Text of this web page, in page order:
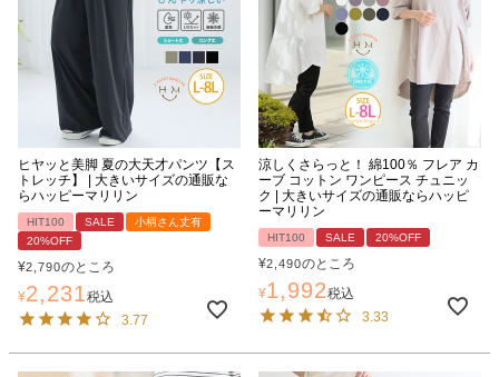
ヒヤッと美脚 夏の大天才パンツ【ス
トレッチ】 | 大きいサイズの通販な
らハッピーマリリン
HIT100 SALE
小柄さん丈有
20%OFF
¥2,790のところ
¥2,231税込
3.77
涼しくさらっと！ 綿100％ フレア カ
ーブ コットン ワンピース チュニッ
ク | 大きいサイズの通販ならハッピ
ーマリリン
HIT100 SALE 20%OFF
¥2,490のところ
¥1,992税込
3.33